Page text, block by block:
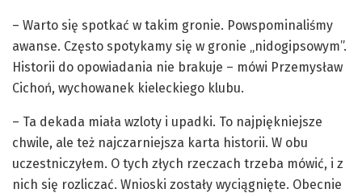
– Warto się spotkać w takim gronie. Powspominaliśmy
awanse. Często spotykamy się w gronie „nidogipsowym”.
Historii do opowiadania nie brakuje – mówi Przemysław
Cichoń, wychowanek kieleckiego klubu.
– Ta dekada miała wzloty i upadki. To najpiękniejsze
chwile, ale też najczarniejsza karta historii. W obu
uczestniczyłem. O tych złych rzeczach trzeba mówić, i z
nich się rozliczać. Wnioski zostały wyciągnięte. Obecnie